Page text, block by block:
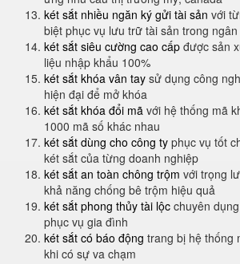
két sắt nhiều ngăn ký gửi tài sản với
biệt phục vụ lưu trữ tài sản trong ngân
két sắt siêu cường cao cấp được sản
liệu nhập khẩu 100%
két sắt khóa vân tay sử dụng công
hiện đại để mở khóa
két sắt khóa đổi mã với hệ thống mã
1000 mã số khác nhau
két sắt dùng cho công ty phục vụ tốt
két sắt của từng doanh nghiệp
két sắt an toàn chông trộm với trọng
khả năng chống bê trộm hiệu quả
két sắt phong thủy tài lộc chuyên
phục vụ gia đình
két sắt có báo động trang bị hệ thống
khi có sự va chạm